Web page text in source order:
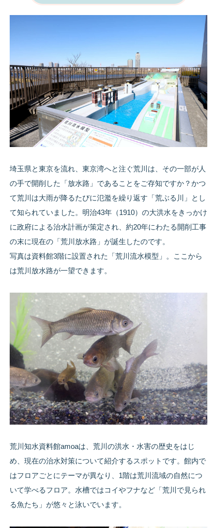
埼玉県と東京を流れ、東京湾へと注ぐ荒川は、その一部が人
の手で開削した「放水路」であることをご存知ですか？かつ
て荒川は大雨が降るたびに氾濫を繰り返す「荒ぶる川」とし
て知られていました。明治43年（1910）の大洪水をきっかけ
に政府による治水計画が策定され、約20年にわたる開削工事
の末に現在の「荒川放水路」が誕生したのです。
写真は資料館3階に設置された「荒川流水模型」。ここから
は荒川放水路が一望できます。
荒川知水資料館amoaは、荒川の洪水・水害の歴史をはじ
め、現在の治水対策について紹介するスポットです。館内で
はフロアごとにテーマが異なり、1階は荒川流域の自然につ
いて学べるフロア。水槽ではコイやフナなど「荒川で見られ
る魚たち」が悠々と泳いでいます。